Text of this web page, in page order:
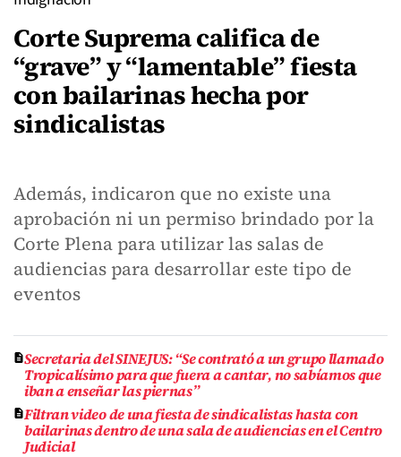
Corte Suprema califica de
“grave” y “lamentable” fiesta
con bailarinas hecha por
sindicalistas
Además, indicaron que no existe una
aprobación ni un permiso brindado por la
Corte Plena para utilizar las salas de
audiencias para desarrollar este tipo de
eventos
Secretaria del SINEJUS: “Se contrató a un grupo llamado
Tropicalísimo para que fuera a cantar, no sabíamos que
iban a enseñar las piernas”
Filtran video de una fiesta de sindicalistas hasta con
bailarinas dentro de una sala de audiencias en el Centro
Judicial